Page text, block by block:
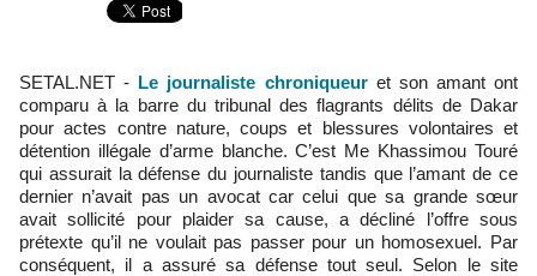
SETAL.NET - Le journaliste chroniqueur et son amant ont
comparu à la barre du tribunal des flagrants délits de Dakar
pour actes contre nature, coups et blessures volontaires et
détention illégale d’arme blanche. C’est Me Khassimou Touré
qui assurait la défense du journaliste tandis que l’amant de ce
dernier n’avait pas un avocat car celui que sa grande sœur
avait sollicité pour plaider sa cause, a décliné l’offre sous
prétexte qu’il ne voulait pas passer pour un homosexuel. Par
conséquent, il a assuré sa défense tout seul. Selon le site